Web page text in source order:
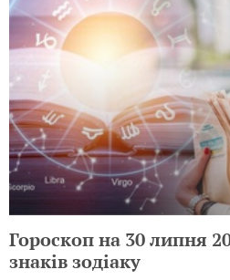
Гороскоп на 30 липня
знаків зодіаку